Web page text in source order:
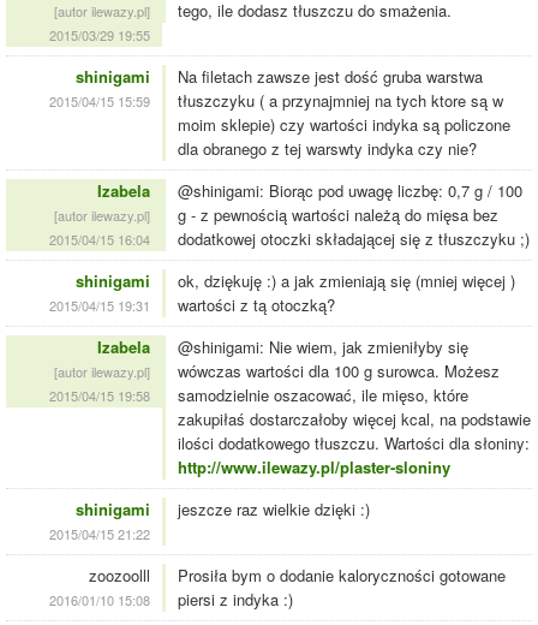
[autor ilewazy.pl]
2015/03/29 19:55
tego, ile dodasz tłuszczu do smażenia.
shinigami
2015/04/15 15:59
Na filetach zawsze jest dość gruba warstwa
tłuszczyku ( a przynajmniej na tych ktore są w
moim sklepie) czy wartości indyka są policzone
dla obranego z tej warswty indyka czy nie?
Izabela
[autor ilewazy.pl]
2015/04/15 16:04
@shinigami: Biorąc pod uwagę liczbę: 0,7 g / 100
g - z pewnością wartości należą do mięsa bez
dodatkowej otoczki składającej się z tłuszczyku ;)
shinigami
2015/04/15 19:31
ok, dziękuję :) a jak zmieniają się (mniej więcej )
wartości z tą otoczką?
Izabela
[autor ilewazy.pl]
2015/04/15 19:58
@shinigami: Nie wiem, jak zmieniłyby się
wówczas wartości dla 100 g surowca. Możesz
samodzielnie oszacować, ile mięso, które
zakupiłaś dostarczałoby więcej kcal, na podstawie
ilości dodatkowego tłuszczu. Wartości dla słoniny:
http://www.ilewazy.pl/plaster-sloniny
shinigami
2015/04/15 21:22
jeszcze raz wielkie dzięki :)
zoozoolll
2016/01/10 15:08
Prosiła bym o dodanie kaloryczności gotowane
piersi z indyka :)